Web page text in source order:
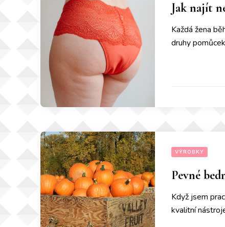
Jak najít
Každá žena
druhy
VÝROBKY
Pevné
Když jsem
kvalitní